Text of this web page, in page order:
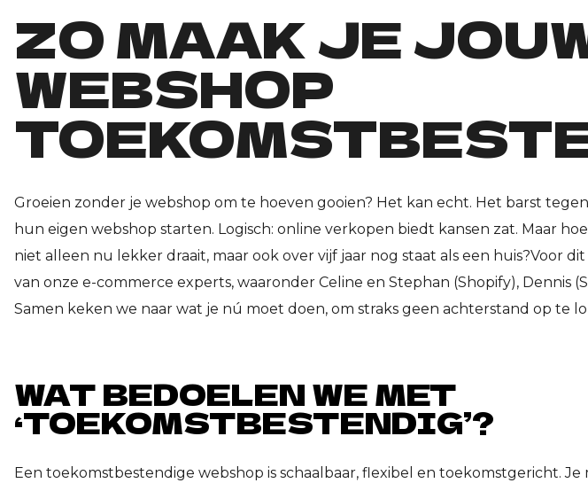
ZO MAAK JE
WEBSHOP
Groeien zonder je webshop om te hoeven gooien? Het kan echt. Het barst
hun eigen webshop starten. Logisch: online verkopen biedt kansen zat. Maar
niet alleen nu lekker draait, maar ook over vijf jaar nog staat als een huis?Voor
van onze e-commerce experts, waaronder Celine en Stephan (Shopify), Dennis
Samen keken we naar wat je nú moet doen, om straks geen achterstand op te
WAT BEDOELEN WE MET
‘TOEKOMSTBESTENDIG’?
Een toekomstbestendige webshop is schaalbaar, flexibel en toekomstgericht.